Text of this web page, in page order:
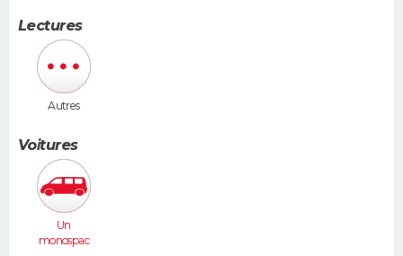
Lectures
Autres
Voitures
Un
monospac